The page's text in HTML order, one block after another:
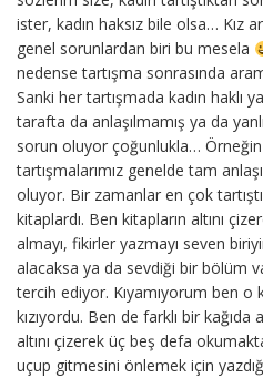
ister, kadın haksız bile olsa… Kız
genel sorunlardan biri bu mesela
nedense tartışma sonrasında
Sanki her tartışmada kadın haklı
tarafta da anlaşılmamış ya da
sorun oluyor çoğunlukla…
tartışmalarımız genelde tam
oluyor. Bir zamanlar en çok
kitaplardı. Ben kitapların altını
almayı, fikirler yazmayı seven
alacaksa ya da sevdiği bir bölüm
tercih ediyor. Kıyamıyorum ben
kızıyordu. Ben de farklı bir
altını çizerek üç beş defa
uçup gitmesini önlemek için